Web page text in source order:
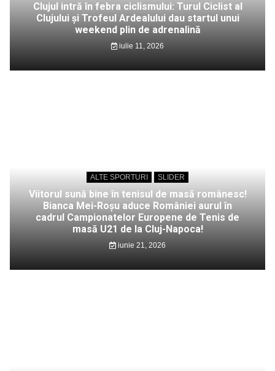
Clujul intră în febra ciclismului: Turul Ciclist al
Clujului și Trofeul Ardealului dau startul unui
weekend plin de adrenalină
iulie 11, 2026
ALTE SPORTURI SLIDER
Viitorul sună bine în tenisul de masă românesc!
Bianca Mei-Roșu aduce României aurul în
cadrul Campionatelor Europene de Tenis de
masă U21 de la Cluj-Napoca!
iunie 21, 2026